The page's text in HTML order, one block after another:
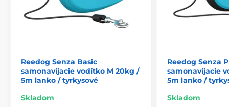
vyznačuje skvelou schopnosťou vydržať záťaž.
Reedog Senza Basic
samonavíjacie vodítko M 20kg /
5m lanko / tyrkysové
Skladom
Reedog Senza
samonavíjacie
5m lanko /
Skladom